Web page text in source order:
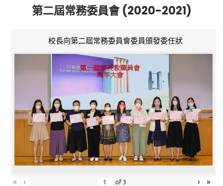
第二屆常務委員會 (2020-2021)
校長向第二屆常務委員會委員頒發委任狀
« ‹ of3 › »